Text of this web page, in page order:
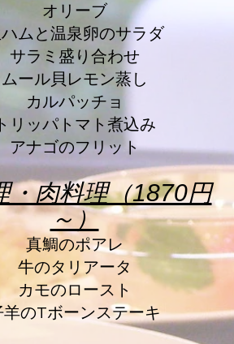
オリーブ
ムと温泉卵のサラダ
サラミ盛り合わせ
ムール貝レモン蒸し
カルパッチョ
​トリッパトマト煮込み
アナゴのフリット
・肉料理（1870円
～）
真鯛のポアレ
牛のタリアータ
カモのロースト
羊のTボーンステーキ